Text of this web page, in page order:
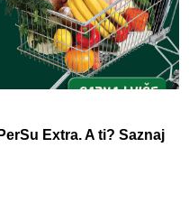
Extra. A ti? Saznaj